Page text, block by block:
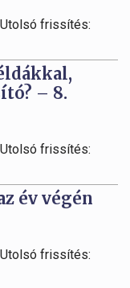
frissítés:
– 8.
frissítés:
év végén
frissítés: